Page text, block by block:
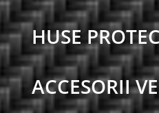
HUSE
ACCESORII